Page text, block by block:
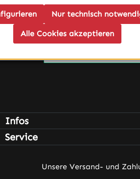
Schau auf Instagram vorbei –
Sieh dir unsere TikTok-Videos
Sieh dir unsere Videos auf
Infos
Service
Unsere Versand- und
Nur technisch
Alle Cookies akzeptieren